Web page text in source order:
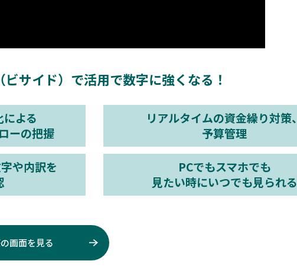
サイド）で活用で数字に強くなる！
よる
ーの把握
や内訳を
リアルタイムの資金繰り対策、
予算管理
PCでもスマホでも
見たい時にいつでも見られる
画面を見る